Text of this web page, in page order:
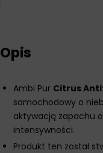
Opis
Ambi Pur Citrus
samochodowy o
aktywacją zapachu
intensywności.
Produkt ten został